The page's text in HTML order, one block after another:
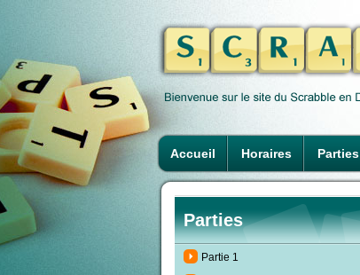
Accueil Horaires Parties
Parties
Partie 1